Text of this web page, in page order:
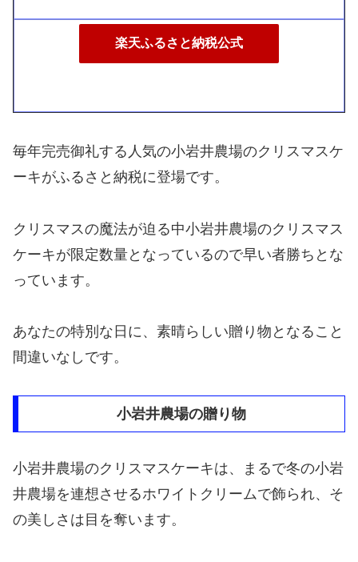
楽天ふるさと納税公式
毎年完売御礼する人気の小岩井農場のクリスマスケ
ーキがふるさと納税に登場です。
クリスマスの魔法が迫る中小岩井農場のクリスマス
ケーキが限定数量となっているので早い者勝ちとな
っています。
あなたの特別な日に、素晴らしい贈り物となること
間違いなしです。
小岩井農場の贈り物
小岩井農場のクリスマスケーキは、まるで冬の小岩
井農場を連想させるホワイトクリームで飾られ、そ
の美しさは目を奪います。